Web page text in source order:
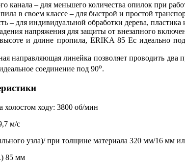
канала – для меньшего количества опилок при
в своем классе – для быстрой и простой
– для индивидуальной обработки дерева,
напряжения для защиты от внезапного
и длине пропила, ERIKA 85 Ec идеально
направляющая линейка позволяет проводить два
соединение под 90о.
холостом ходу: 3800 об/мин
м/c
узла)/ при толщине материала 320 мм/16 мм
85 мм